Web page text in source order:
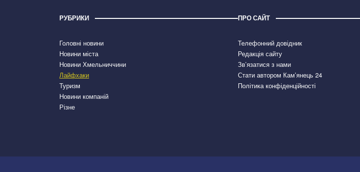
РУБРИКИ
Головні новини
Новини міста
Новини Хмельниччини
Лайфхаки
Туризм
Новини компаній
Різне
ПРО САЙТ
Телефонний довідник
Редакція сайту
Зв’язатися з нами
Стати автором Кам’янець 24
Політика конфіденційності